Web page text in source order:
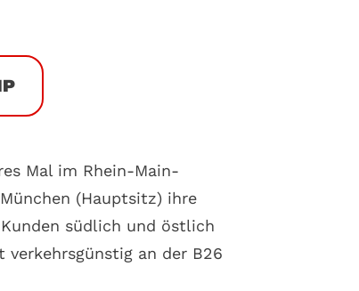
Mal im Rhein-Main-
(Hauptsitz) ihre
südlich und östlich
an der B26